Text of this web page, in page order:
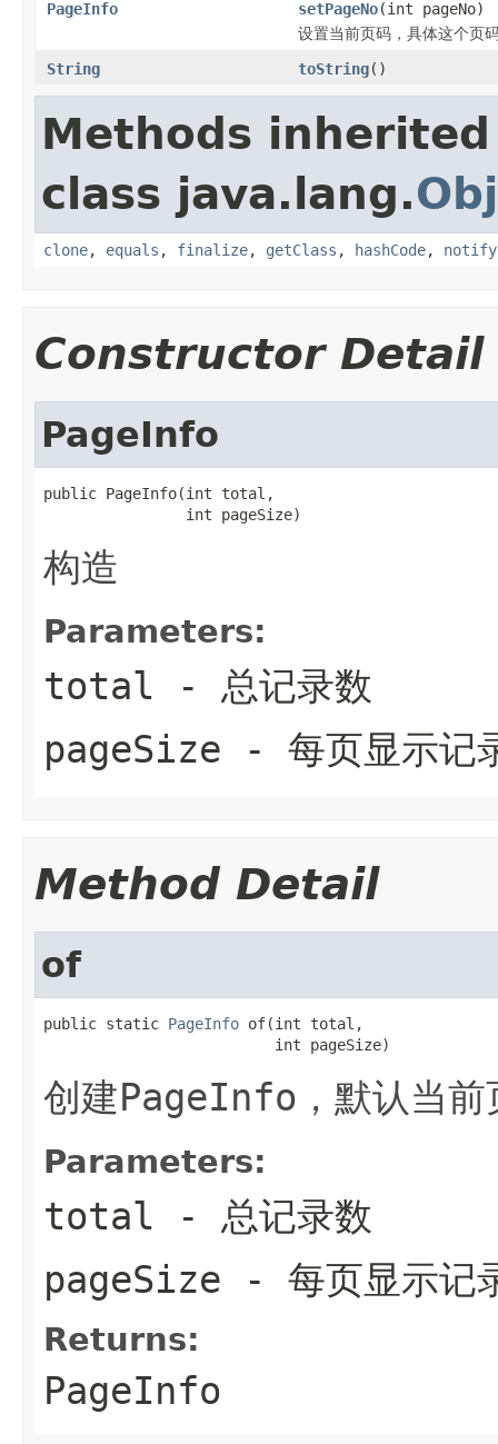
PageInfo
setPageNo(int pageNo)
设置当前页码，具体这个页
String
toString()
Methods
class java.lang.
clone, equals , finalize, getClass , hashCode, notify
Constructor Detail
PageInfo
public PageInfo(int total,
                int pageSize)
构造
Parameters:
total - 总记录数
pageSize - 每页显示记
Method Detail
of
public static PageInfo of(int total,
                          int pageSize)
创建PageInfo ，默认当
Parameters:
total - 总记录数
pageSize - 每页显示记
Returns:
PageInfo